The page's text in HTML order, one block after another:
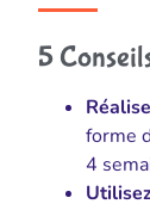
5
forme
4